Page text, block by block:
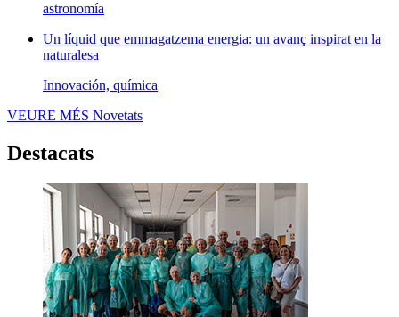
astronomía
Un líquid que emmagatzema energia: un avanç inspirat en la
naturalesa
Innovación, química
VEURE MÉS Novetats
Destacats